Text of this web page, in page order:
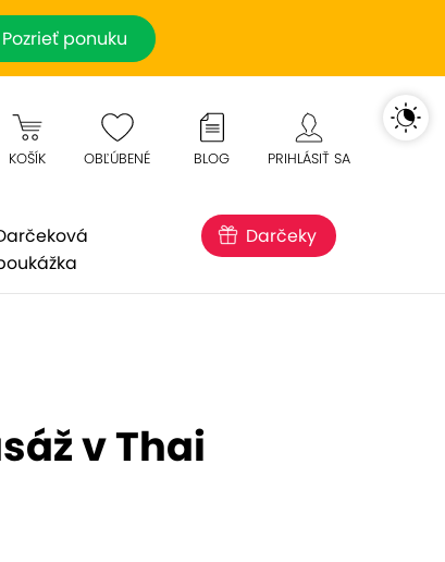
Pozrieť ponuku
KOŠÍK OBĽÚBENÉ BLOG PRIHLÁSIŤ SA
Darčeky
v Thai